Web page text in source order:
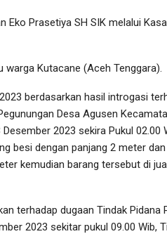
Prasetiya SH SIK melalui
Kutacane (Aceh Tenggara).
berdasarkan hasil introgasi
Desa Agusen
2023 sekira Pukul 02.00
besi dengan panjang 2 meter
kemudian barang tersebut di
terhadap dugaan Tindak Pidana
2023 sekitar pukul 09.00 Wib,